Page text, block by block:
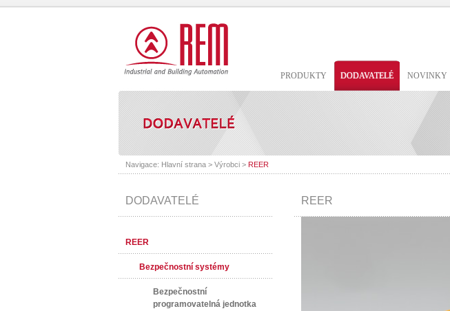
PRODUKTY DODAVATELÉ NOVINKY
Navigace: Hlavní strana> Výrobci> REER
DODAVATELÉ
REER
Bezpečnostní systémy
Bezpečnostní
programovatelná jednotka
REER